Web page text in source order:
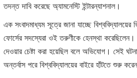
তদন্ত দাবি করেছে অ্যামনেস্টি ইন্টারন্যাশনাল।
এক সংবাদমাধ্যম সূত্রে জানা যাচ্ছে বিশ্ববিদ্যালয়ের
ফোর্সের সদস্যেরা ওই তরুণীকে হেনস্থা
দেওয়ার চেষ্টা করা হয়েছিল বলে অভিযোগ। সেই
অন্তর্বাস পরে বিশ্ববিদ্যালয়ের বাইরে হাঁটতে শুরু